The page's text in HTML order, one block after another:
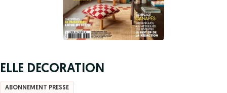
ELLE DECORATION
ABONNEMENT PRESSE